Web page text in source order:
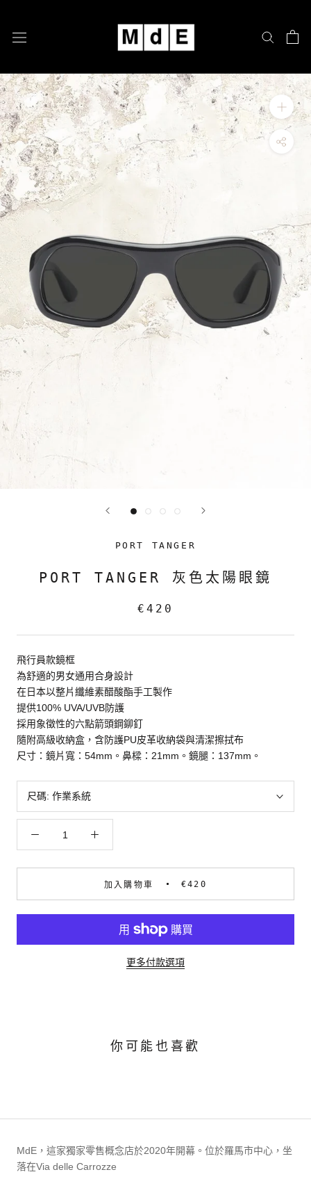
PORT TANGER
PORT TANGER 灰色太陽眼鏡
€420
飛行員款鏡框
為舒適的男女通用合身設計
在日本以整片纖維素醋酸酯手工製作
提供100% UVA/UVB防護
採用象徵性的六點箭頭鋼鉚釘
隨附高級收納盒，含防護PU皮革收納袋與清潔擦拭布
尺寸：鏡片寬：54mm。鼻樑：21mm。鏡腿：137mm。
尺碼: 作業系統
加入購物車 €420
更多付款選項
你可能也喜歡
MdE，這家獨家零售概念店於2020年開幕。位於羅馬市中心，坐
落在Via delle Carrozze